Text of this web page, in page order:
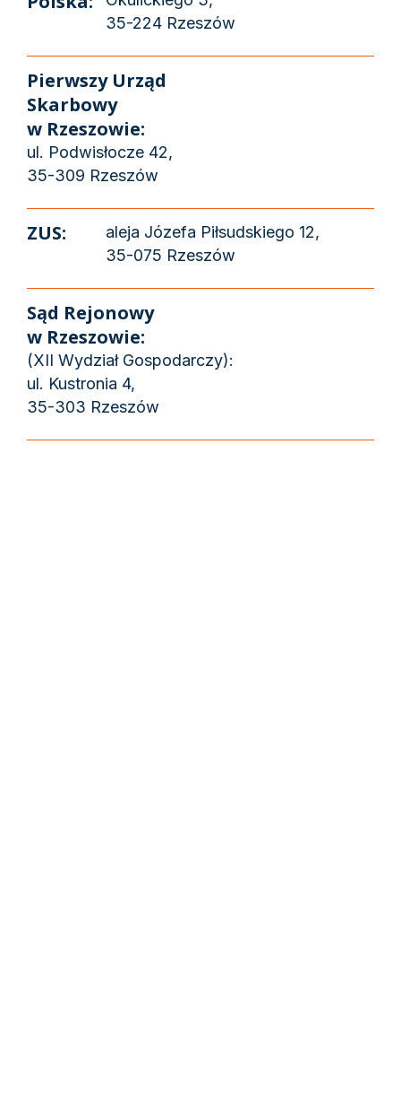
35-224 Rzeszów
Pierwszy Urząd
Skarbowy
w Rzeszowie:
ul. Podwisłocze 42,
35-309 Rzeszów
ZUS:
aleja Józefa Piłsudskiego 12,
35-075 Rzeszów
Sąd Rejonowy
w Rzeszowie:
(XII Wydział Gospodarczy):
ul. Kustronia 4,
35-303 Rzeszów